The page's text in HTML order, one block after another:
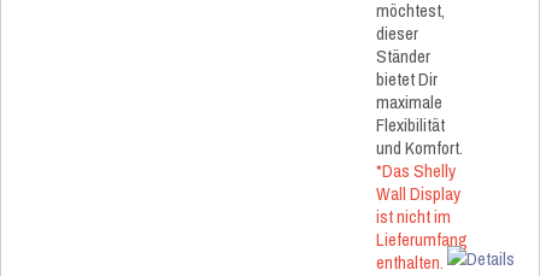
möchtest,
dieser
Ständer
bietet Dir
maximale
Flexibilität
und Komfort.
*Das Shelly
Wall Display
ist nicht im
Lieferumfang
enthalten.